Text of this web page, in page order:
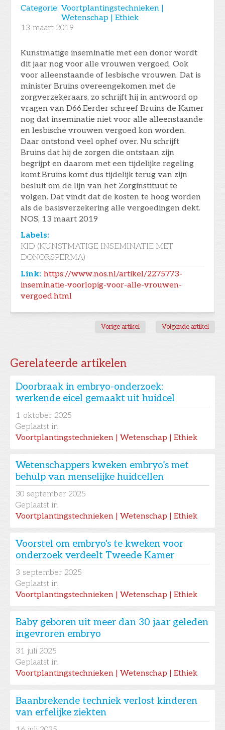
Categorie: Voortplantingstechnieken |
Wetenschap | Ethiek
13 maart 2019
Kunstmatige inseminatie met een donor wordt
dit jaar nog voor alle vrouwen vergoed. Ook
voor alleenstaande of lesbische vrouwen. Dat is
minister Bruins overeengekomen met de
zorgverzekeraars, zo schrijft hij in antwoord op
vragen van D66.Eerder schreef Bruins de Kamer
nog dat inseminatie niet voor alle alleenstaande
en lesbische vrouwen vergoed kon worden.
Daar ontstond veel ophef over. Nu schrijft
Bruins dat hij de zorgen die ontstaan zijn
begrijpt en daarom met een tijdelijke regeling
komt.Bruins komt dus tijdelijk terug van zijn
besluit om de lijn van het Zorginstituut te
volgen. Dat vindt dat de kosten te hoog worden
als de basisverzekering alle vergoedingen dekt.
NOS, 13 maart 2019
Labels:
KID (KUNSTMATIGE INSEMINATIE MET
DONORSPERMA)
Link: https://www.nos.nl/artikel/2275773-
inseminatie-voorlopig-voor-alle-vrouwen-
vergoed.html
Vorige artikel Volgende artikel
Gerelateerde artikelen
Doorbraak in embryo-onderzoek:
werkende eicel gemaakt uit huidcel
1 oktober 2025
Geplaatst in
Voortplantingstechnieken | Wetenschap | Ethiek
Wetenschappers kweken embryo’s met
behulp van menselijke huidcellen
30 september 2025
Geplaatst in
Voortplantingstechnieken | Wetenschap | Ethiek
Voorstel om embryo's te kweken voor
onderzoek verdeelt Tweede Kamer
3 september 2025
Geplaatst in
Voortplantingstechnieken | Wetenschap | Ethiek
Baby geboren uit meer dan 30 jaar geleden
ingevroren embryo
31 juli 2025
Geplaatst in
Voortplantingstechnieken | Wetenschap | Ethiek
Baanbrekende techniek verlost kinderen
van erfelijke ziekten